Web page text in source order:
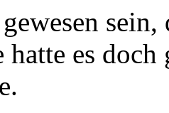
hatte es